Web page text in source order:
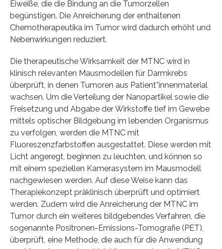
Eiweiße, die die Bindung an die Tumorzellen
begünstigen. Die Anreicherung der enthaltenen
Chemotherapeutika im Tumor wird dadurch erhöht und
Nebenwirkungen reduziert.
Die therapeutische Wirksamkeit der MTNC wird in
klinisch relevanten Mausmodellen für Darmkrebs
überprüft, in denen Tumoren aus Patient*innenmaterial
wachsen. Um die Verteilung der Nanopartikel sowie die
Freisetzung und Abgabe der Wirkstoffe tief im Gewebe
mittels optischer Bildgebung im lebenden Organismus
zu verfolgen, werden die MTNC mit
Fluoreszenzfarbstoffen ausgestattet. Diese werden mit
Licht angeregt, beginnen zu leuchten, und können so
mit einem speziellen Kamerasystem im Mausmodell
nachgewiesen werden. Auf diese Weise kann das
Therapiekonzept präklinisch überprüft und optimiert
werden. Zudem wird die Anreicherung der MTNC im
Tumor durch ein weiteres bildgebendes Verfahren, die
sogenannte Positronen-Emissions-Tomografie (PET),
überprüft, eine Methode, die auch für die Anwendung